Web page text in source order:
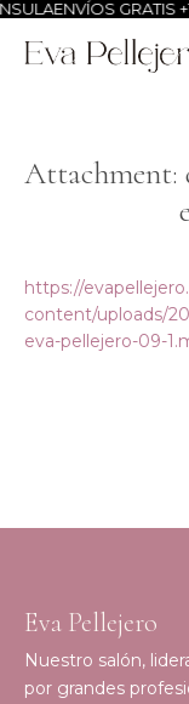
ENVÍOS GRATIS
Attachment:
https://
content/uploads/
eva-pellejero-09-
Eva Pellejero
Nuestro salón,
por grandes